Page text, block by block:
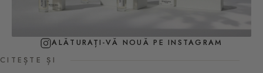
ALĂTURAȚI-VĂ NOUĂ PE INSTAGRAM
CITEȘTE ȘI